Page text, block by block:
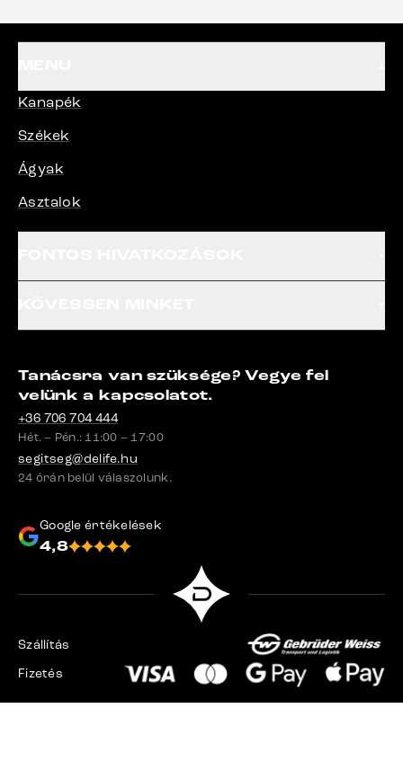
Kanapék
Székek
Ágyak
Asztalok
Tanácsra van szüksége? Vegye fel
velünk a kapcsolatot.
+36 706 704 444
Hét. – Pén.: 11:00 – 17:00
segitseg@delife.hu
24 órán belül válaszolunk.
Google értékelések
4,8
Szállítás
Fizetés